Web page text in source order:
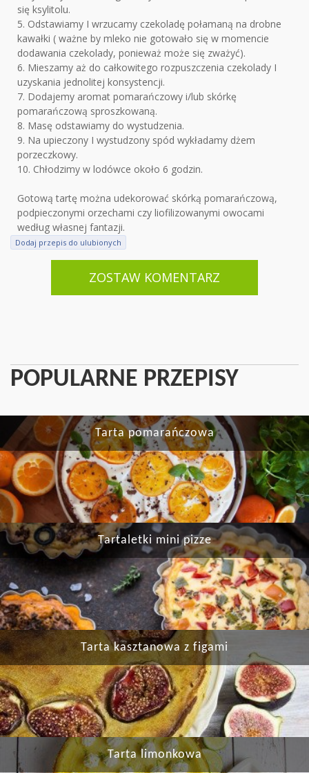
się ksylitolu.
5. Odstawiamy I wrzucamy czekoladę połamaną na drobne
kawałki ( ważne by mleko nie gotowało się w momencie
dodawania czekolady, ponieważ może się zważyć).
6. Mieszamy aż do całkowitego rozpuszczenia czekolady I
uzyskania jednolitej konsystencji.
7. Dodajemy aromat pomarańczowy i/lub skórkę
pomarańczową sproszkowaną.
8. Masę odstawiamy do wystudzenia.
9. Na upieczony I wystudzony spód wykładamy dżem
porzeczkowy.
10. Chłodzimy w lodówce około 6 godzin.
Gotową tartę można udekorować skórką pomarańczową,
podpieczonymi orzechami czy liofilizowanymi owocami
według własnej fantazji.
Dodaj przepis do ulubionych
ZOSTAW KOMENTARZ
POPULARNE PRZEPISY
Tarta pomarańczowa
Tartaletki mini pizze
Tarta kasztanowa z figami
Tarta limonkowa